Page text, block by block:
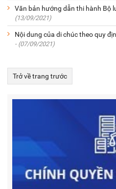
Văn bản hướng dẫn thi hành Bộ
(13/09/2021)
Nội dung của di chúc theo quy
- (07/09/2021)
Trở về trang trước